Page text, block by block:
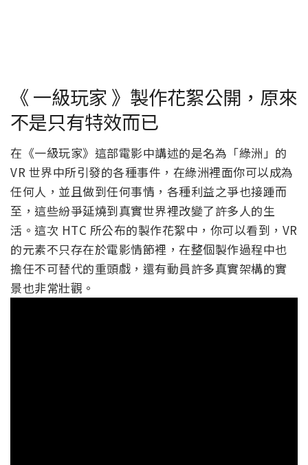
《 一級玩家 》製作花絮公開，原來
不是只有特效而已
在《一級玩家》這部電影中講述的是名為「綠洲」的
VR 世界中所引發的各種事件，在綠洲裡面你可以成為
任何人，並且做到任何事情，各種利益之爭也接踵而
至，這些紛爭延燒到真實世界裡改變了許多人的生
活。這次 HTC 所公布的製作花絮中，你可以看到，VR
的元素不只存在於電影情節裡，在整個製作過程中也
擔任不可替代的重頭戲，還有動員許多真實架構的實
景也非常壯觀。